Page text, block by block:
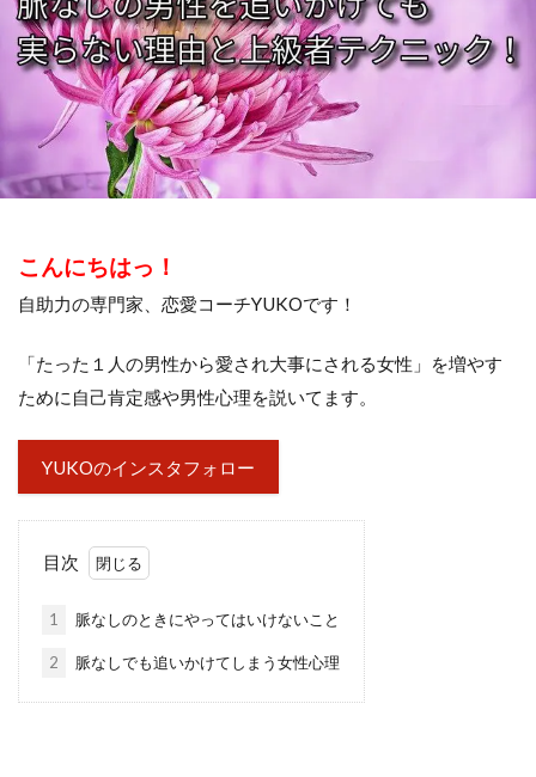
こんにちはっ！
自助力の専門家、恋愛コーチYUKOです！
「たった１人の男性から愛され大事にされる女性」を増やす
ために自己肯定感や男性心理を説いてます。
YUKOのインスタフォロー
目次
1 脈なしのときにやってはいけないこと
2 脈なしでも追いかけてしまう女性心理